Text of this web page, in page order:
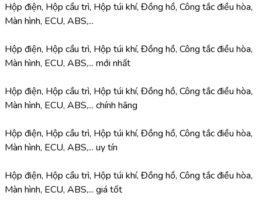
Hộp điện, Hộp cầu trì, Hộp túi khí, Đồng hồ, Công tắc điều hòa,
Màn hình, ECU, ABS,...
Hộp điện, Hộp cầu trì, Hộp túi khí, Đồng hồ, Công tắc điều hòa,
Màn hình, ECU, ABS,... mới nhất
Hộp điện, Hộp cầu trì, Hộp túi khí, Đồng hồ, Công tắc điều hòa,
Màn hình, ECU, ABS,... chính hãng
Hộp điện, Hộp cầu trì, Hộp túi khí, Đồng hồ, Công tắc điều hòa,
Màn hình, ECU, ABS,... uy tín
Hộp điện, Hộp cầu trì, Hộp túi khí, Đồng hồ, Công tắc điều hòa,
Màn hình, ECU, ABS,... giá tốt